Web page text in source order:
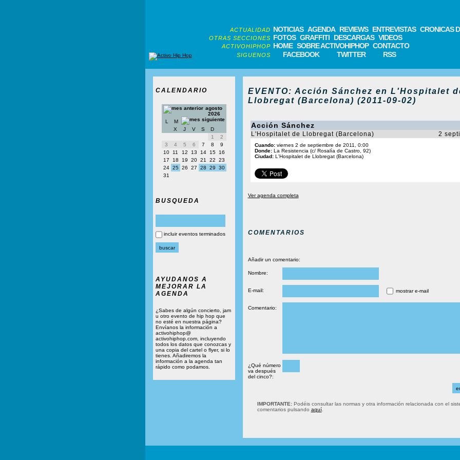
ACTUALIDAD NOTICIAS AGENDA REVIEWS ENTREVISTAS CRONICAS
OTRAS SECCIONES FOTOS GRAFFITI DESCARGAS VIDEOS
ACTIVOHIPHOP HOME SOBRE ACTIVOHIPHOP CONTACTO
SIGUENOS FACEBOOK TWITTER RSS
CALENDARIO
agosto
2026
L
M
X
J V S
D
1
2
3
4 5 6 7 8
9
10
11 12 13 14 15
16
17
18 19 20 21 22
23
24 25 26 27 28 29
30
31
BUSQUEDA
incluir eventos terminados
AYUDANOS A
MEJORAR LA
AGENDA
¿Sabes de algún concierto, jam
u otro evento de hip hop que
no esté en nuestra página?
Envíanos la información a
activohiphop@
activohiphop.com, incluyendo
todos los datos que conozcas y
una copia del cartel o flyer, si lo
tienes. Añadiremos la
información a la agenda tan
rápido como podamos.
EVENTO: Acción Sánchez en L'Hospitalet
Llobregat (Barcelona) (2011-09-02)
Acción Sánchez
L'Hospitalet de Llobregat (Barcelona) 2
Cuando:viernes 2 de septiembre de 2011, 0:00
Donde:La Resistencia (c/ Rosalía de Castro, 92)
Ciudad:L'Hospitalet de Llobregat (Barcelona)
Ver agenda completa
COMENTARIOS
Añadir un comentario:
Nombre:
E-mail: mostrar e-mail
Comentario:
¿Qué número
va después
del cinco?:
IMPORTANTE:Podéis consultar las normas y otra información relacionada con el
comentarios pulsando aquí.